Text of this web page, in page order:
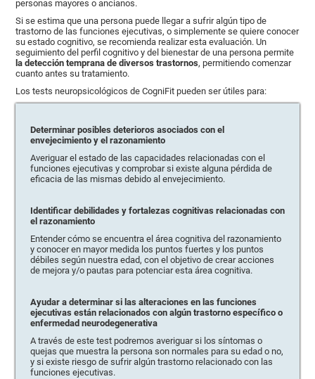
personas mayores o ancianos.
Si se estima que una persona puede llegar a sufrir algún tipo de
trastorno de las funciones ejecutivas, o simplemente se quiere conocer
su estado cognitivo, se recomienda realizar esta evaluación. Un
seguimiento del perfil cognitivo y del bienestar de una persona permite
la detección temprana de diversos trastornos, permitiendo comenzar
cuanto antes su tratamiento.
Los tests neuropsicológicos de CogniFit pueden ser útiles para:
Determinar posibles deterioros asociados con el
envejecimiento y el razonamiento
Averiguar el estado de las capacidades relacionadas con el
funciones ejecutivas y comprobar si existe alguna pérdida de
eficacia de las mismas debido al envejecimiento.
Identificar debilidades y fortalezas cognitivas relacionadas con
el razonamiento
Entender cómo se encuentra el área cognitiva del razonamiento
y conocer en mayor medida los puntos fuertes y los puntos
débiles según nuestra edad, con el objetivo de crear acciones
de mejora y/o pautas para potenciar esta área cognitiva.
Ayudar a determinar si las alteraciones en las funciones
ejecutivas están relacionados con algún trastorno específico o
enfermedad neurodegenerativa
A través de este test podremos averiguar si los síntomas o
quejas que muestra la persona son normales para su edad o no,
y si existe riesgo de sufrir algún trastorno relacionado con las
funciones ejecutivas.